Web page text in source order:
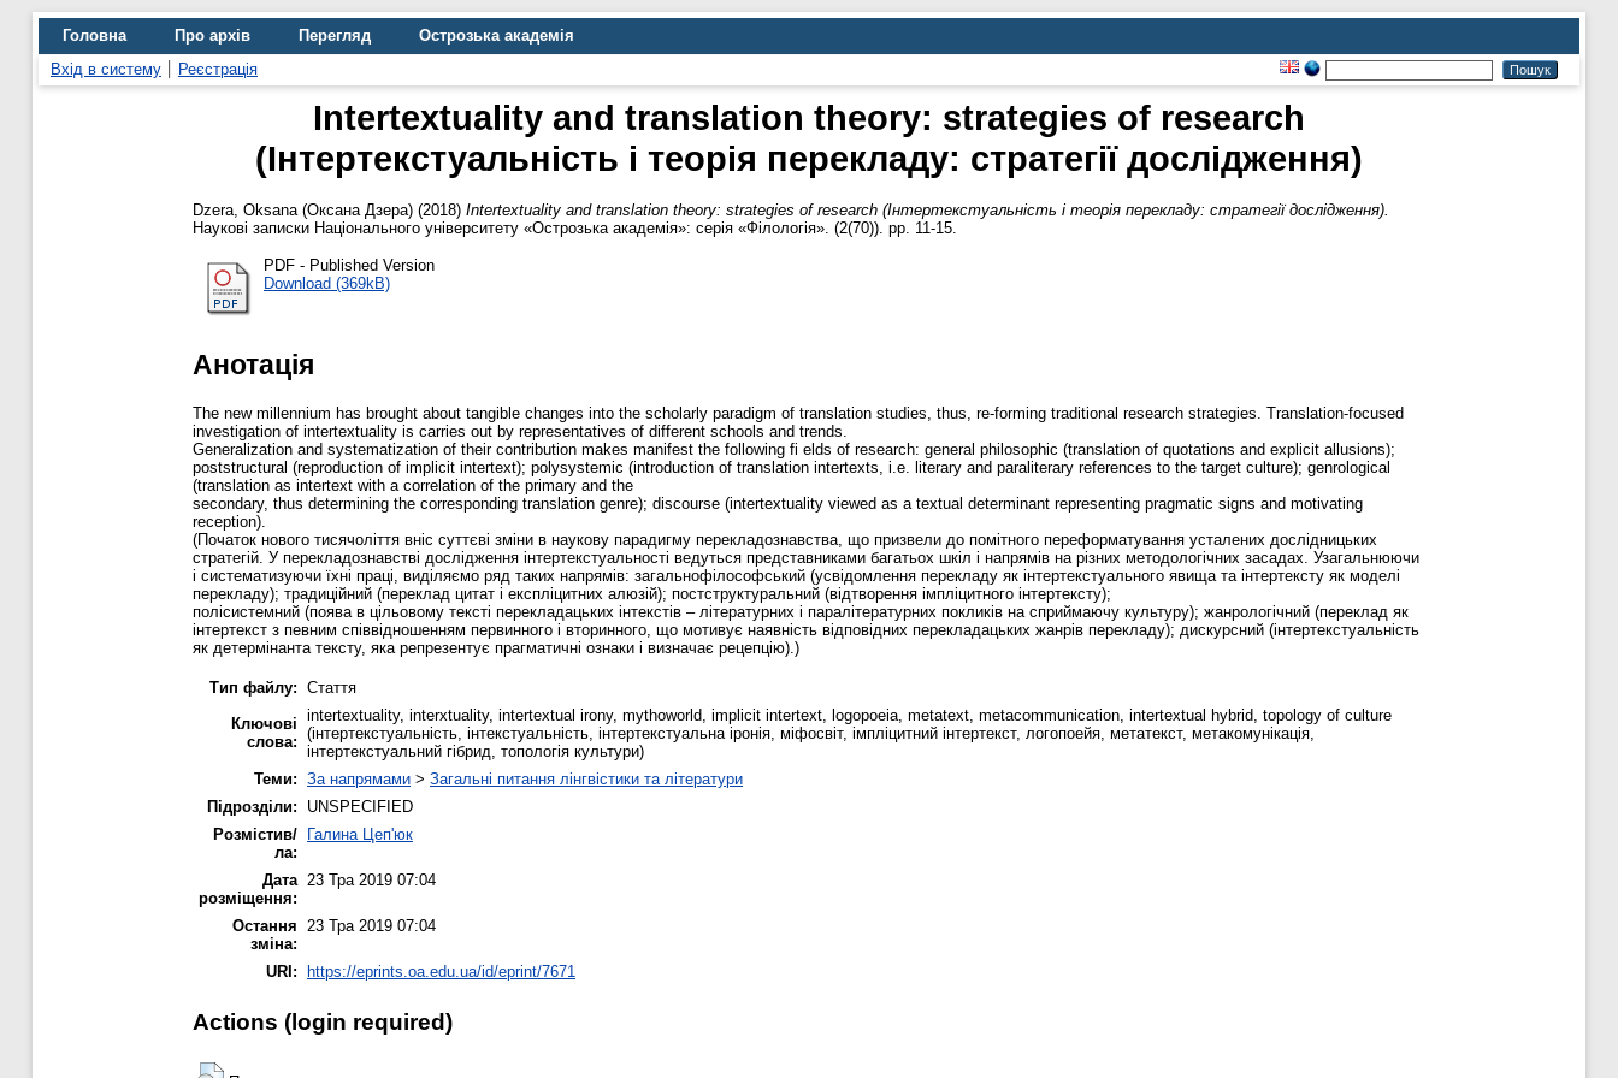
Головна Про архів Перегляд
Острозька академія
Вхід в систему
Реєстрація
Intertextuality and translation theory: strategies of research
(Iнтертекстуальність і теорія перекладу: стратегії дослідження)
Dzera, Oksana (Оксана Дзера) (2018) Intertextuality and translation theory: strategies of research (Iнтертекстуальність і теорія перекладу: стратегії дослідження).
Наукові записки Національного університету «Острозька академія»: серія «Філологія». (2(70)). pp. 11-15.
PDF - Published Version
Download (369kB)
Анотація
The new millennium has brought about tangible changes into the scholarly paradigm of translation studies, thus, re-forming traditional research strategies. Translation-focused
investigation of intertextuality is carries out by representatives of different schools and trends.
Generalization and systematization of their contribution makes manifest the following fi elds of research: general philosophic (translation of quotations and explicit allusions);
poststructural (reproduction of implicit intertext); polysystemic (introduction of translation intertexts, i.e. literary and paraliterary references to the target culture); genrological
(translation as intertext with a correlation of the primary and the
secondary, thus determining the corresponding translation genre); discourse (intertextuality viewed as a textual determinant representing pragmatic signs and motivating
reception).
(Початок нового тисячоліття вніс суттєві зміни в наукову парадигму перекладознавства, що призвели до помітного переформатування усталених дослідницьких
стратегій. У перекладознавстві дослідження інтертекстуальності ведуться представниками багатьох шкіл і напрямів на різних методологічних засадах. Узагальнюючи
і систематизуючи їхні праці, виділяємо ряд таких напрямів: загальнофілософський (усвідомлення перекладу як інтертекстуального явища та інтертексту як моделі
перекладу); традиційний (переклад цитат і експліцитних алюзій); постструктуральний (відтворення імпліцитного інтертексту);
полісистемний (поява в цільовому тексті перекладацьких інтекстів – літературних і паралітературних покликів на сприймаючу культуру); жанрологічний (переклад як
інтертекст з певним співвідношенням первинного і вторинного, що мотивує наявність відповідних перекладацьких жанрів перекладу); дискурсний (інтертекстуальність
як детермінанта тексту, яка репрезентує прагматичні ознаки і визначає рецепцію).)
Тип файлу: Стаття
Ключові
слова:
intertextuality, interxtuality, intertextual irony, mythoworld, implicit intertext, logopoeia, metatext, metacommunication, intertextual hybrid, topology of culture
(інтертекстуальність, інтекстуальність, інтертекстуальна іронія, міфосвіт, імпліцитний інтертекст, логопоейя, метатекст, метакомунікація,
інтертекстуальний гібрид, топологія культури)
Теми: За напрямами > Загальні питання лінгвістики та літератури
Підрозділи:
UNSPECIFIED
Розмістив/
ла:
Галина Цеп'юк
Дата
розміщення:
23 Тра 2019 07:04
Остання
зміна:
23 Тра 2019 07:04
URI: https://eprints.oa.edu.ua/id/eprint/7671
Actions (login required)